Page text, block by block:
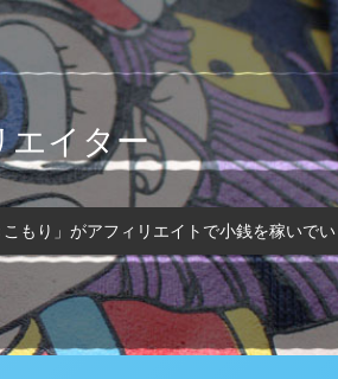
エイター
もり」がアフィリエイトで小銭を稼いで